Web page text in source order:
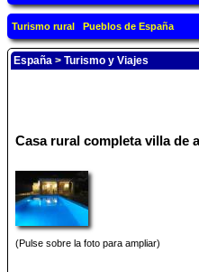
Turismo rural Pueblos de España
España > Turismo y Viajes
Casa rural completa villa de
(Pulse sobre la foto para ampliar)